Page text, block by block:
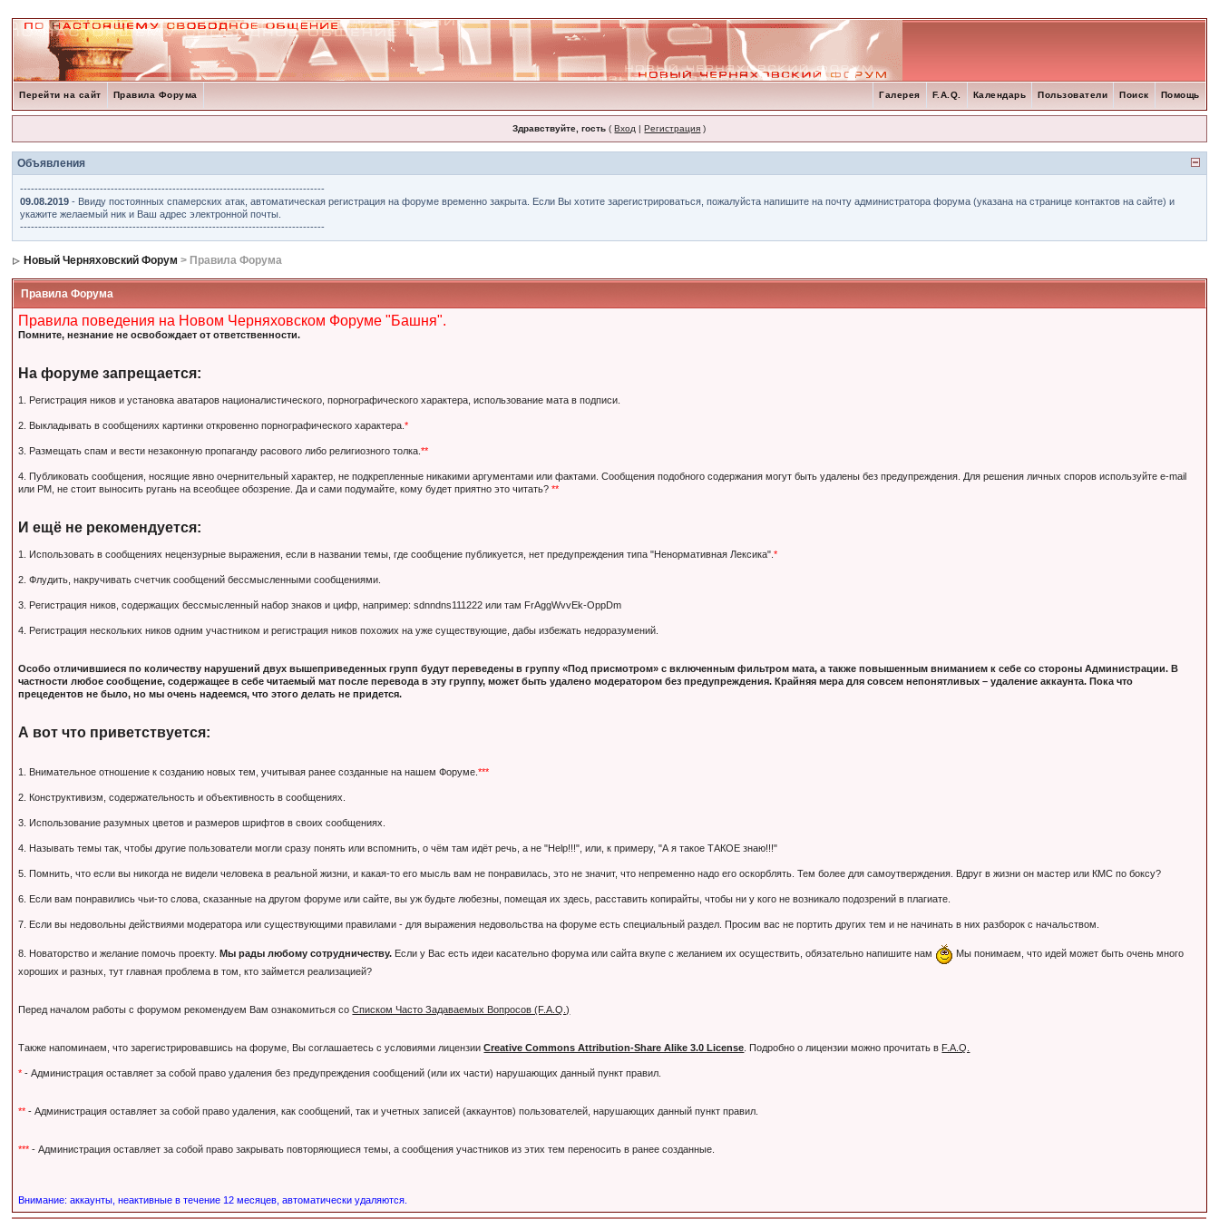
Перейти на сайт Правила Форума Помощь
Поиск
Пользователи
Календарь
F.A.Q.
Галерея
Здравствуйте, гость (Вход |Регистрация )
Объявления
------------------------------------------------------------------------------------
09.08.2019 - Ввиду постоянных спамерских атак, автоматическая регистрация на форуме временно закрыта. Если Вы хотите зарегистрироваться, пожалуйста напишите на почту администратора форума (указана на странице контактов на сайте) и
укажите желаемый ник и Ваш адрес электронной почты.
------------------------------------------------------------------------------------
Новый Черняховский Форум > Правила Форума
Правила Форума
Правила поведения на Новом Черняховском Форуме "Башня".
Помните, незнание не освобождает от ответственности.
На форуме запрещается:
1. Регистрация ников и установка аватаров националистического, порнографического характера, использование мата в подписи.
2. Выкладывать в сообщениях картинки откровенно порнографического характера.*
3. Размещать спам и вести незаконную пропаганду расового либо религиозного толка.**
4. Публиковать сообщения, носящие явно очернительный характер, не подкрепленные никакими аргументами или фактами. Сообщения подобного содержания могут быть удалены без предупреждения. Для решения личных споров используйте e-mail
или PM, не стоит выносить ругань на всеобщее обозрение. Да и сами подумайте, кому будет приятно это читать?**
И ещё не рекомендуется:
1. Использовать в сообщениях нецензурные выражения, если в названии темы, где сообщение публикуется, нет предупреждения типа "Ненормативная Лексика".*
2. Флудить, накручивать счетчик сообщений бессмысленными сообщениями.
3. Регистрация ников, содержащих бессмысленный набор знаков и цифр, например: sdnndns111222 или там FrAggWvvEk-OppDm
4. Регистрация нескольких ников одним участником и регистрация ников похожих на уже существующие, дабы избежать недоразумений.
Особо отличившиеся по количеству нарушений двух вышеприведенных групп будут переведены в группу «Под присмотром» с включенным фильтром мата, а также повышенным вниманием к себе со стороны Администрации. В
частности любое сообщение, содержащее в себе читаемый мат после перевода в эту группу, может быть удалено модератором без предупреждения. Крайняя мера для совсем непонятливых – удаление аккаунта. Пока что
прецедентов не было, но мы очень надеемся, что этого делать не придется.
А вот что приветствуется:
1. Внимательное отношение к созданию новых тем, учитывая ранее созданные на нашем Форуме.***
2. Конструктивизм, содержательность и объективность в сообщениях.
3. Использование разумных цветов и размеров шрифтов в своих сообщениях.
4. Называть темы так, чтобы другие пользователи могли сразу понять или вспомнить, о чём там идёт речь, а не "Help!!!", или, к примеру, "А я такое ТАКОЕ знаю!!!"
5. Помнить, что если вы никогда не видели человека в реальной жизни, и какая-то его мысль вам не понравилась, это не значит, что непременно надо его оскорблять. Тем более для самоутверждения. Вдруг в жизни он мастер или КМС по боксу?
6. Если вам понравились чьи-то слова, сказанные на другом форуме или сайте, вы уж будьте любезны, помещая их здесь, расставить копирайты, чтобы ни у кого не возникало подозрений в плагиате.
7. Если вы недовольны действиями модератора или существующими правилами - для выражения недовольства на форуме есть специальный раздел. Просим вас не портить других тем и не начинать в них разборок с начальством.
8. Новаторство и желание помочь проекту.Мы рады любому сотрудничеству. Если у Вас есть идеи касательно форума или сайта вкупе с желанием их осуществить, обязательно напишите нам
Мы понимаем, что идей может быть очень много
хороших и разных, тут главная проблема в том, кто займется реализацией?
Перед началом работы с форумом рекомендуем Вам ознакомиться соСписком Часто Задаваемых Вопросов (F.A.Q.)
Также напоминаем, что зарегистрировавшись на форуме, Вы соглашаетесь с условиями лицензииCreative Commons Attribution-Share Alike 3.0 License . Подробно о лицензии можно прочитать в F.A.Q.
* - Администрация оставляет за собой право удаления без предупреждения сообщений (или их части) нарушающих данный пункт правил.
** - Администрация оставляет за собой право удаления, как сообщений, так и учетных записей (аккаунтов) пользователей, нарушающих данный пункт правил.
*** - Администрация оставляет за собой право закрывать повторяющиеся темы, а сообщения участников из этих тем переносить в ранее созданные.
Внимание: аккаунты, неактивные в течение 12 месяцев, автоматически удаляются.